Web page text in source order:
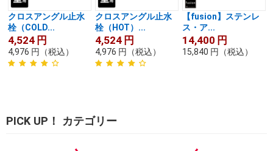
クロスアングル止水
栓（COLD...
4,524 円
4,976 円 （税込）
クロスアングル止水
栓（HOT）...
4,524 円
4,976 円 （税込）
【fusion】ステンレ
ス・ア...
14,400 円
15,840 円 （税込）
PICK UP！ カテゴリー